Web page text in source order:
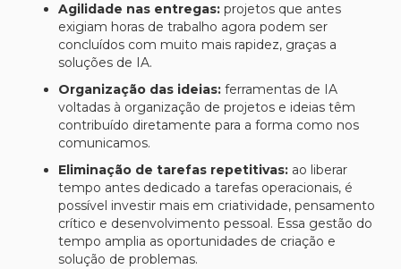
Agilidade nas entregas: projetos que antes
exigiam horas de trabalho agora podem ser
concluídos com muito mais rapidez, graças a
soluções de IA.
Organização das ideias: ferramentas de IA
voltadas à organização de projetos e ideias têm
contribuído diretamente para a forma como nos
comunicamos.
Eliminação de tarefas repetitivas: ao liberar
tempo antes dedicado a tarefas operacionais, é
possível investir mais em criatividade, pensamento
crítico e desenvolvimento pessoal. Essa gestão do
tempo amplia as oportunidades de criação e
solução de problemas.